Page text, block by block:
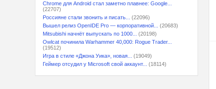
Chrome для Android стал заметно плавнее: Google...
(22707)
Россияне стали звонить и писать...
(22096)
Вышел релиз OpenIDE Pro — корпоративной...
(20683)
Mitsubishi начнёт выпускать по 1000...
(20198)
Owlcat починила Warhammer 40,000: Rogue Trader...
(19512)
Игра в стиле «Джона Уика», новая...
(19049)
Геймер отсудил у Microsoft свой аккаунт...
(18114)